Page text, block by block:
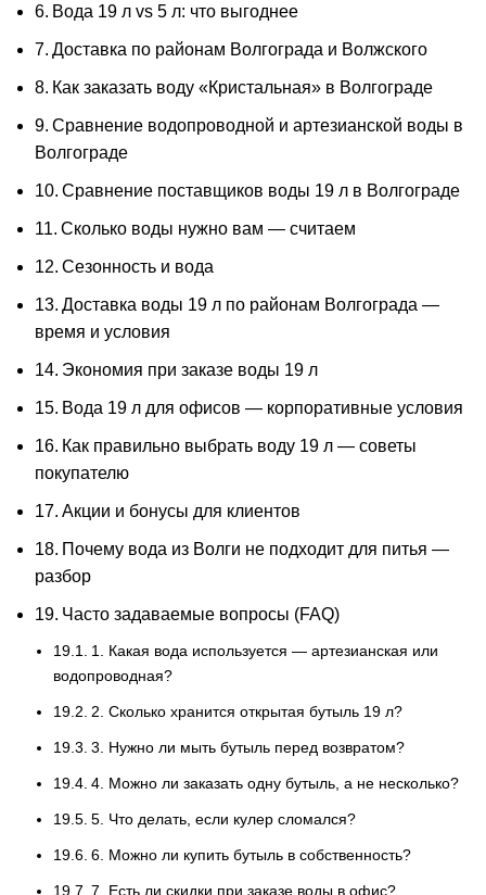
Вода 19 л vs 5 л: что выгоднее
Доставка по районам Волгограда и Волжского
Как заказать воду «Кристальная» в Волгограде
Сравнение водопроводной и артезианской воды в
Волгограде
Сравнение поставщиков воды 19 л в Волгограде
Сколько воды нужно вам — считаем
Сезонность и вода
Доставка воды 19 л по районам Волгограда —
время и условия
Экономия при заказе воды 19 л
Вода 19 л для офисов — корпоративные условия
Как правильно выбрать воду 19 л — советы
покупателю
Акции и бонусы для клиентов
Почему вода из Волги не подходит для питья —
разбор
Часто задаваемые вопросы (FAQ)
1. Какая вода используется — артезианская или
водопроводная?
2. Сколько хранится открытая бутыль 19 л?
3. Нужно ли мыть бутыль перед возвратом?
4. Можно ли заказать одну бутыль, а не несколько?
5. Что делать, если кулер сломался?
6. Можно ли купить бутыль в собственность?
7. Есть ли скидки при заказе воды в офис?